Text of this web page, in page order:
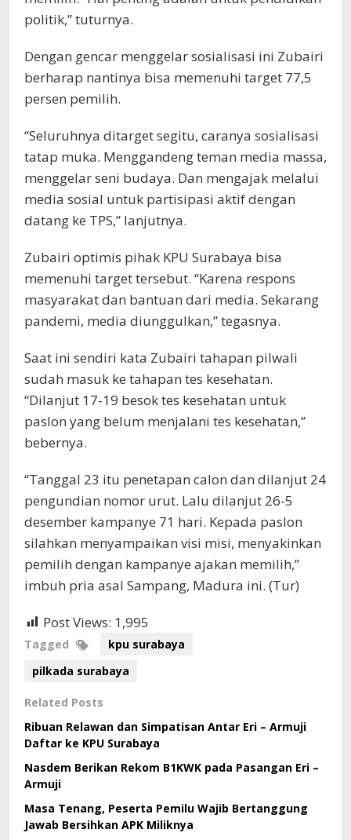
politik,” tuturnya.
Dengan gencar menggelar sosialisasi ini Zubairi
berharap nantinya bisa memenuhi target 77,5
persen pemilih.
“Seluruhnya ditarget segitu, caranya sosialisasi
tatap muka. Menggandeng teman media massa,
menggelar seni budaya. Dan mengajak melalui
media sosial untuk partisipasi aktif dengan
datang ke TPS,” lanjutnya.
Zubairi optimis pihak KPU Surabaya bisa
memenuhi target tersebut. “Karena respons
masyarakat dan bantuan dari media. Sekarang
pandemi, media diunggulkan,” tegasnya.
Saat ini sendiri kata Zubairi tahapan pilwali
sudah masuk ke tahapan tes kesehatan.
“Dilanjut 17-19 besok tes kesehatan untuk
paslon yang belum menjalani tes kesehatan,”
bebernya.
“Tanggal 23 itu penetapan calon dan dilanjut 24
pengundian nomor urut. Lalu dilanjut 26-5
desember kampanye 71 hari. Kepada paslon
silahkan menyampaikan visi misi, menyakinkan
pemilih dengan kampanye ajakan memilih,”
imbuh pria asal Sampang, Madura ini. (Tur)
Post Views: 1,995
Tagged
kpu surabaya
pilkada surabaya
Related Posts
Ribuan Relawan dan Simpatisan Antar Eri – Armuji
Daftar ke KPU Surabaya
Nasdem Berikan Rekom B1KWK pada Pasangan Eri –
Armuji
Masa Tenang, Peserta Pemilu Wajib Bertanggung
Jawab Bersihkan APK Miliknya